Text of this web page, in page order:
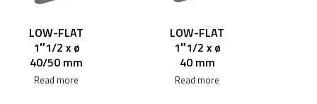
LOW-FLAT
1″1/2 x ø
40/50 mm
Read more
LOW-FLAT
1″1/2 x ø
40 mm
Read more